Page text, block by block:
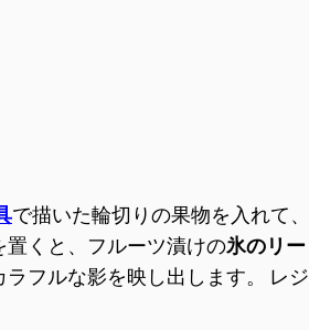
で描いた輪切りの果物を入れて、
くと、フルーツ漬けの氷のリー
フルな影を映し出します。 レジ